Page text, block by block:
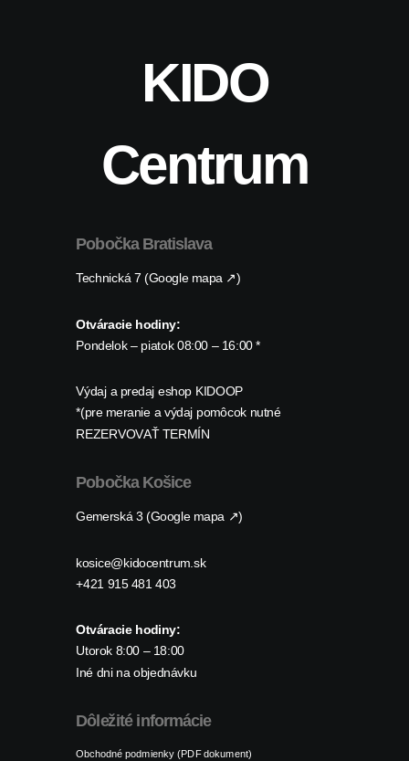
KIDO
Centrum
Pobočka Bratislava
Technická 7 (Google mapa ↗)
Otváracie hodiny:
Pondelok – piatok 08:00 – 16:00 *
Výdaj a predaj eshop KIDOOP
*(pre meranie a výdaj pomôcok nutné
REZERVOVAŤ TERMÍN
Pobočka Košice
Gemerská 3 (Google mapa ↗)
kosice@kidocentrum.sk
+421 915 481 403
Otváracie hodiny:
Utorok 8:00 – 18:00
Iné dni na objednávku
Dôležité informácie
Obchodné podmienky (PDF dokument)